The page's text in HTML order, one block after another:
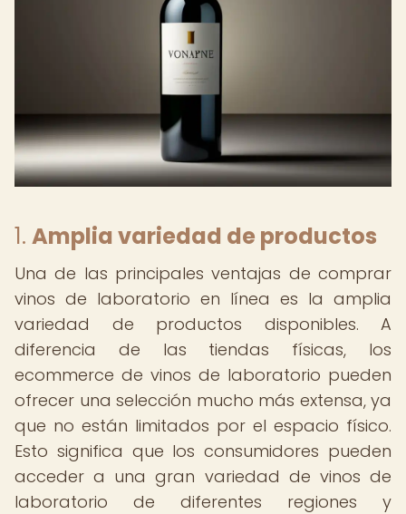
1. Amplia variedad de productos
Una de las principales ventajas de comprar
vinos de laboratorio en línea es la amplia
variedad de productos disponibles. A
diferencia de las tiendas físicas, los
ecommerce de vinos de laboratorio pueden
ofrecer una selección mucho más extensa, ya
que no están limitados por el espacio físico.
Esto significa que los consumidores pueden
acceder a una gran variedad de vinos de
laboratorio de diferentes regiones y